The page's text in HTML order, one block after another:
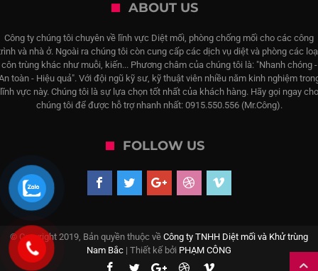
ABOUT US
Công ty chúng tôi chuyên về lĩnh vực Diệt mối, phòng chống mối cho các công
và nhà ở. Ngoài ra chúng tôi còn cung cấp các dịch vụ diệt và phòng các
côn trùng khác như muỗi, kiến... Phương châm của chúng tôi là: "Nhanh chóng -
toàn - Hiệu quả". Với đội ngũ kỹ sư, kỹ thuật viên nhiều năm kinh nghiệm
lĩnh vực này. Chúng tôi là sự lựa chọn tốt nhất của khách hàng. Hãy gọi ngay cho
chúng tôi để được hỗ trợ nhanh nhất: 0915.550.556 (Mr.Công).
FOLLOW US
© Copyright 2019, Bản quyền thuộc về Công ty TNHH Diệt mối và Khử trùng
Nam Bắc | Thiết kế bởi PHẠM CÔNG